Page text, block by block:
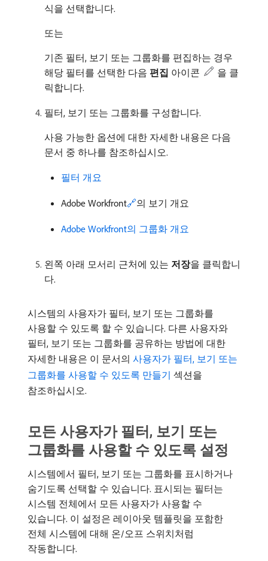
식을 선택합니다.
또는
기존 필터, 보기 또는 그룹화를 편집하는 경우
해당 필터를 선택한 다음 편집 아이콘
을 클
릭합니다.
필터, 보기 또는 그룹화를 구성합니다.
사용 가능한 옵션에 대한 자세한 내용은 다음
문서 중 하나를 참조하십시오.
필터 개요
Adobe Workfront🔗의 보기 개요
Adobe Workfront의 그룹화 개요
왼쪽 아래 모서리 근처에 있는 저장​을 클릭합니
다.
시스템의 사용자가 필터, 보기 또는 그룹화를
사용할 수 있도록 할 수 있습니다. 다른 사용자와
필터, 보기 또는 그룹화를 공유하는 방법에 대한
자세한 내용은 이 문서의 사용자가 필터, 보기 또는
그룹화를 사용할 수 있도록 만들기 섹션을
참조하십시오.
모든 사용자가 필터, 보기 또는
그룹화를 사용할 수 있도록 설정
시스템에서 필터, 보기 또는 그룹화를 표시하거나
숨기도록 선택할 수 있습니다. 표시되는 필터는
시스템 전체에서 모든 사용자가 사용할 수
있습니다. 이 설정은 레이아웃 템플릿을 포함한
전체 시스템에 대해 온/오프 스위치처럼
작동합니다.